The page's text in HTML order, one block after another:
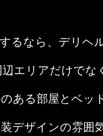
るなら、デリ
エリアだけで
ある部屋とベ
デザインの雰